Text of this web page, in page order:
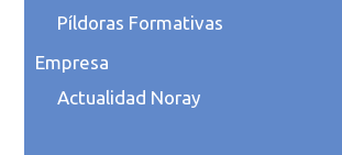
Píldoras Formativas
Empresa
Actualidad Noray